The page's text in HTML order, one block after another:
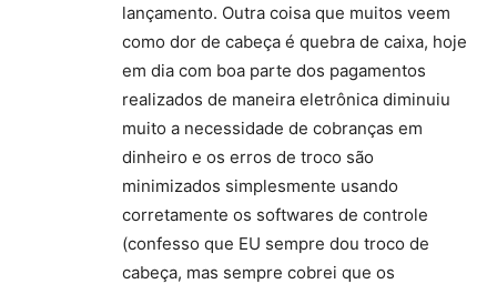
lançamento. Outra coisa que muitos veem
como dor de cabeça é quebra de caixa, hoje
em dia com boa parte dos pagamentos
realizados de maneira eletrônica diminuiu
muito a necessidade de cobranças em
dinheiro e os erros de troco são
minimizados simplesmente usando
corretamente os softwares de controle
(confesso que EU sempre dou troco de
cabeça, mas sempre cobrei que os